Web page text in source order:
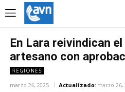
En Lara reivindican
artesano con
REGIONES
marzo 26, 2025 Actualizado: marzo 26,